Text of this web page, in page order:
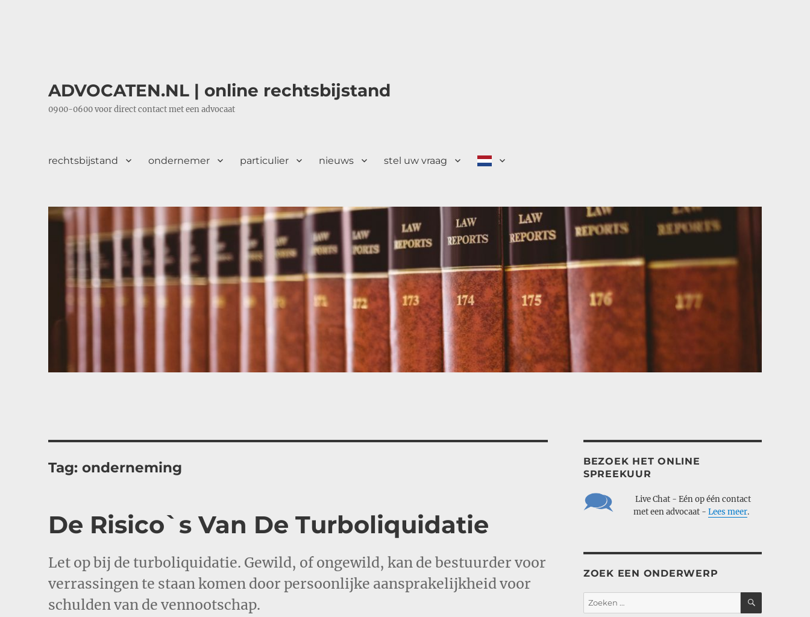
ADVOCATEN.NL | online rechtsbijstand
0900-0600 voor direct contact met een advocaat
rechtsbijstand ondernemer particulier nieuws stel uw vraag
Tag:onderneming
De Risico`s Van De Turboliquidatie
Let op bij de turboliquidatie. Gewild, of ongewild, kan de bestuurder voor
verrassingen te staan komen door persoonlijke aansprakelijkheid voor
schulden van de vennootschap.
BEZOEK HET ONLINE
SPREEKUUR
Live Chat - Eén op één contact
met een advocaat - Lees meer.
ZOEK EEN ONDERWERP
Zoeken
naar:
ZOEKEN